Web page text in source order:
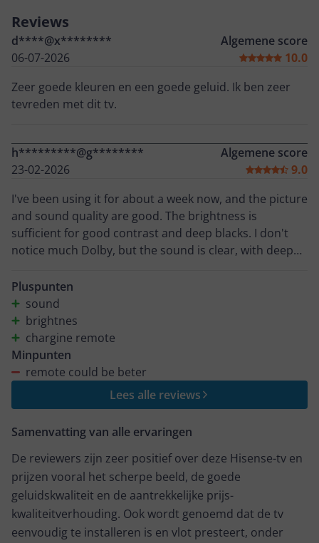
Reviews
d****@x********
06-07-2026
Algemene score
10.0
Zeer goede kleuren en een goede geluid. Ik ben zeer
tevreden met dit tv.
h*********@g********
23-02-2026
Algemene score
9.0
I've been using it for about a week now, and the picture
and sound quality are good. The brightness is
sufficient for good contrast and deep blacks. I don't
notice much Dolby, but the sound is clear, with deep
it's worth the price.
Pluspunten
sound
brightnes
chargine remote
Minpunten
remote could be beter
Lees alle reviews
Samenvatting van alle ervaringen
De reviewers zijn zeer positief over deze Hisense-tv en
prijzen vooral het scherpe beeld, de goede
geluidskwaliteit en de aantrekkelijke prijs-
kwaliteitverhouding. Ook wordt genoemd dat de tv
eenvoudig te installeren is en vlot presteert, onder